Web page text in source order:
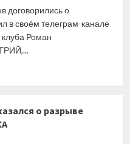
договорились о
в своём телеграм-канале
клуба Роман
о разрыве